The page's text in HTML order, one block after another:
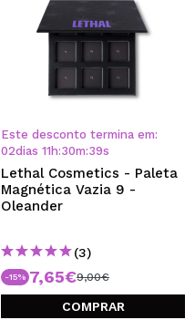
Este desconto termina em:
02dias 11 h:30m:38s
Lethal Cosmetics - Paleta
Magnética Vazia 9 -
Oleander
(3)
-15% 7,65€9,00€
COMPRAR